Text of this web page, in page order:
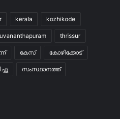
kerala kozhikode
thrissur
കേസ് കോഴിക്കോട്
സംസ്ഥാനത്ത്